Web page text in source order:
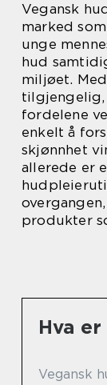
Vegansk
marked
unge
hud
miljøet.
tilgjengelig,
fordelene
enkelt å
skjønnhet
allerede er
produkter
Hva
Vegansk